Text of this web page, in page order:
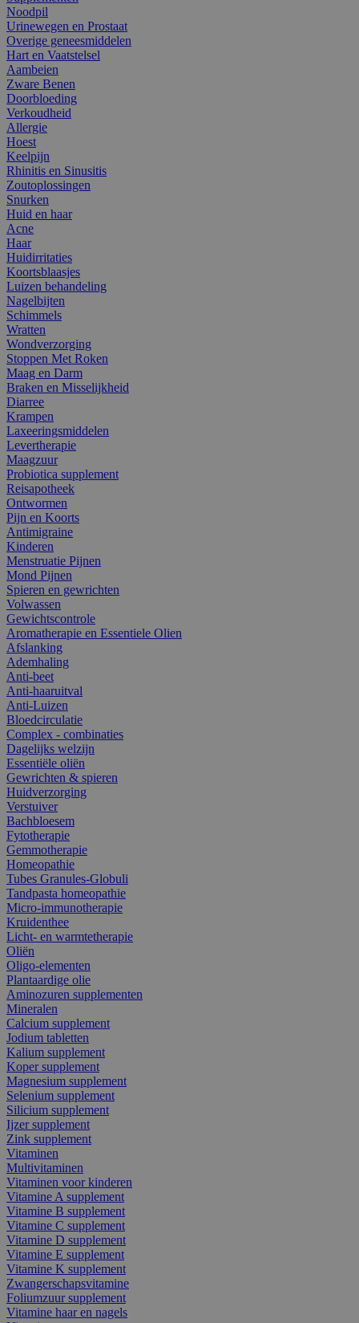
Noodpil
Urinewegen en Prostaat
Overige geneesmiddelen
Hart en Vaatstelsel
Aambeien
Zware Benen
Doorbloeding
Verkoudheid
Allergie
Hoest
Keelpijn
Rhinitis en Sinusitis
Zoutoplossingen
Snurken
Huid en haar
Acne
Haar
Huidirritaties
Koortsblaasjes
Luizen behandeling
Nagelbijten
Schimmels
Wratten
Wondverzorging
Stoppen Met Roken
Maag en Darm
Braken en Misselijkheid
Diarree
Krampen
Laxeeringsmiddelen
Levertherapie
Maagzuur
Probiotica supplement
Reisapotheek
Ontwormen
Pijn en Koorts
Antimigraine
Kinderen
Menstruatie Pijnen
Mond Pijnen
Spieren en gewrichten
Volwassen
Gewichtscontrole
Aromatherapie en Essentiele Olien
Afslanking
Ademhaling
Anti-beet
Anti-haaruitval
Anti-Luizen
Bloedcirculatie
Complex - combinaties
Dagelijks welzijn
Essentiële oliën
Gewrichten & spieren
Huidverzorging
Verstuiver
Bachbloesem
Fytotherapie
Gemmotherapie
Homeopathie
Tubes Granules-Globuli
Tandpasta homeopathie
Micro-immunotherapie
Kruidenthee
Licht- en warmtetherapie
Oliën
Oligo-elementen
Plantaardige olie
Aminozuren supplementen
Mineralen
Calcium supplement
Jodium tabletten
Kalium supplement
Koper supplement
Magnesium supplement
Selenium supplement
Silicium supplement
Ijzer supplement
Zink supplement
Vitaminen
Multivitaminen
Vitaminen voor kinderen
Vitamine A supplement
Vitamine B supplement
Vitamine C supplement
Vitamine D supplement
Vitamine E supplement
Vitamine K supplement
Zwangerschapsvitamine
Foliumzuur supplement
Vitamine haar en nagels